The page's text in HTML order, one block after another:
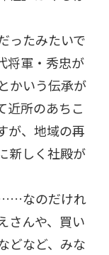
ったみたいで
将軍・秀忠が
かいう伝承が
近所のあちこ
が、地域の再
新しく社殿が
……なのだけれ
さんや、買い
どなど、みな